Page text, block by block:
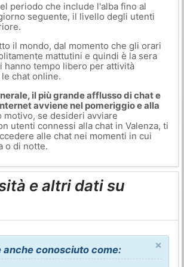
periodo che include l'alba fino al
seguente, il livello degli utenti
il mondo, dal momento che gli orari
mattutini e quindi è la sera
hanno tempo libero per attività
chat online.
il più grande afflusso di chat e
avviene nel pomeriggio e alla
se desideri avviare
utenti connessi alla chat in Valenza, ti
alle chat nei momenti in cui
o di notte.
e altri dati su
×
anche conosciuto come: